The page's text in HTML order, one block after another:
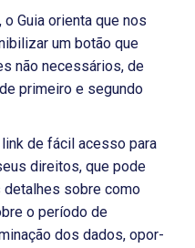
o Guia orienta que nos
um botão que
não necessários, de
primeiro e segundo
de fácil acesso para
direitos, que pode
detalhes sobre como
o período de
dos dados, opor-